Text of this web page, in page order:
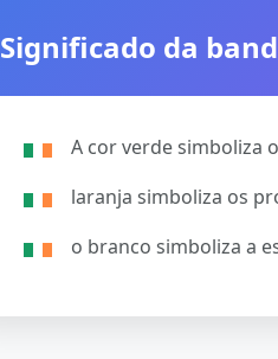
Significado da
A cor verde simboliza
laranja simboliza os
o branco simboliza a